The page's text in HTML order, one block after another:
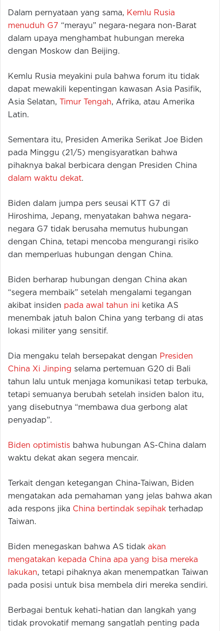
Dalam pernyataan yang sama, Kemlu Rusia
menuduh G7 “merayu” negara-negara non-Barat
dalam upaya menghambat hubungan mereka
dengan Moskow dan Beijing.
Kemlu Rusia meyakini pula bahwa forum itu tidak
dapat mewakili kepentingan kawasan Asia Pasifik,
Asia Selatan,
Timur Tengah, Afrika, atau Amerika
Latin.
Sementara itu, Presiden Amerika Serikat Joe Biden
pada Minggu (21/5) mengisyaratkan bahwa
pihaknya bakal berbicara dengan Presiden China
dalam waktu dekat.
Biden dalam jumpa pers seusai KTT G7 di
Hiroshima, Jepang, menyatakan bahwa negara-
negara G7 tidak berusaha memutus hubungan
dengan China, tetapi mencoba mengurangi risiko
dan memperluas hubungan dengan China.
Biden berharap hubungan dengan China akan
“segera membaik” setelah mengalami tegangan
akibat insiden pada awal tahun ini ketika AS
menembak jatuh balon China yang terbang di atas
lokasi militer yang sensitif.
Dia mengaku telah bersepakat dengan Presiden
China Xi Jinping selama pertemuan G20 di Bali
tahun lalu untuk menjaga komunikasi tetap terbuka,
tetapi semuanya berubah setelah insiden balon itu,
yang disebutnya “membawa dua gerbong alat
penyadap”.
Biden optimistis bahwa hubungan AS-China dalam
waktu dekat akan segera mencair.
Terkait dengan ketegangan China-Taiwan, Biden
mengatakan ada pemahaman yang jelas bahwa akan
ada respons jika China bertindak sepihak terhadap
Taiwan.
Biden menegaskan bahwa AS tidak akan
mengatakan kepada China apa yang bisa mereka
lakukan, tetapi pihaknya akan menempatkan Taiwan
pada posisi untuk bisa membela diri mereka sendiri.
Berbagai bentuk kehati-hatian dan langkah yang
tidak provokatif memang sangatlah penting pada